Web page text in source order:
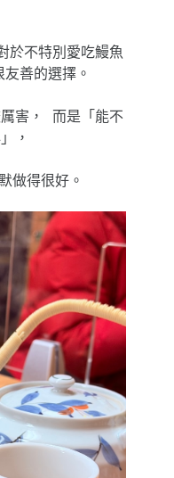
於不特別愛吃鰻魚
善的選擇。
害， 而是「能不
，
做得很好。